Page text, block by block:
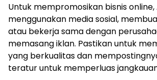
Untuk mempromosikan bisnis online,
menggunakan media sosial,
atau bekerja sama dengan
memasang iklan. Pastikan untuk
yang berkualitas dan
teratur untuk memperluas